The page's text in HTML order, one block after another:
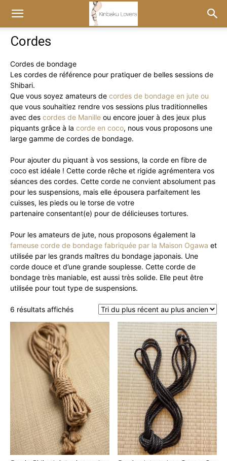
Cordes
Cordes de bondage
Les cordes de référence pour pratiquer de belles sessions de
Shibari.
Que vous soyez amateurs de cordes de bondage en jute ou
que vous souhaitiez rendre vos sessions plus traditionnelles
avec des cordes de Manille ou encore jouer à des jeux plus
piquants grâce à la corde en coco, nous vous proposons une
large gamme de cordes de bondage.
Pour ajouter du piquant à vos sessions, la corde en fibre de
coco est idéale ! Cette corde rêche et rigide agrémentera vos
séances des cordes. Cette corde ne convient absolument pas
pour les suspensions, mais elle épousera parfaitement les
cuisses, les pieds ou le torse de votre
partenaire consentant(e) pour de délicieuses tortures.
Pour les amateurs de jute, nous proposons également la
fameuse corde de bondage fabriquée par la Maison Ogawa et
utilisée par les grands maîtres du bondage japonais. Une
corde douce et d’une grande souplesse. Cette corde de
bondage très maniable, est aussi très solide. Elle peut être
utilisée pour tout type de suspensions.
6 résultats affichésTrié
du
ancien